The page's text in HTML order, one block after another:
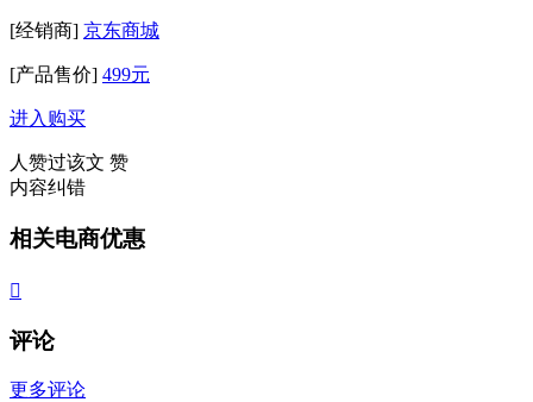
[经销商] 京东商城
[产品售价] 499元
进入购买
人赞过该文 赞
内容纠错
相关电商优惠

评论
更多评论